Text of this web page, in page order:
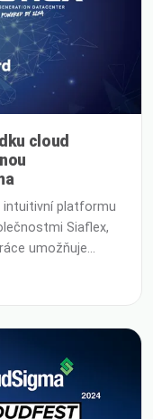
cloud
intuitivní platformu
Siaflex,
umožňuje
služeb pro
Global Partners
společnosti